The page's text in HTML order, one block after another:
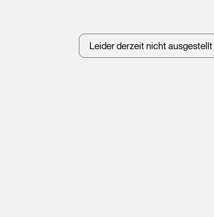
Leider derzeit nicht ausgestellt